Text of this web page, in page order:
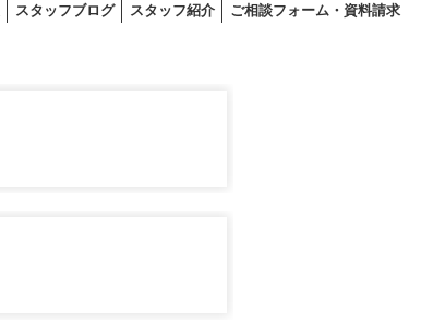
スタッフブログ スタッフ紹介 ご相談フォーム・資料請求